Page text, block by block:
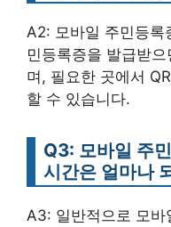
A2: 모바일 주민등록
민등록증을 발급받
며, 필요한 곳에서
할 수 있습니다.
Q3: 모바일 주
시간은 얼마나
A3: 일반적으로 모바